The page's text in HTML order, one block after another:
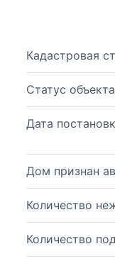
Кадастровая
Статус
Дата
Дом признан
Количество
Количество